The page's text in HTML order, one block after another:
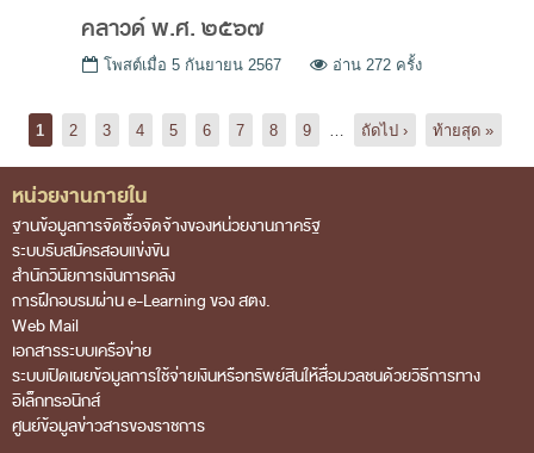
ตอบข้อสอบถามตามมาตรา 57
รู้จัก สตง. กับน้องออดิต
คำถามที่พบบ่อย
ดาวน์โหลดเอกสาร
ข่าวสารการจัดซื้อจัดจ้างของ สตง.
แผนการจัดซื้อจัดจ้าง
ประกาศประกวดราคา/ราคากลาง/ขายพัสดุเสื่อม
สภาพ
สรุปผลการจัดซื้อจัดจ้าง
ข้อมูลสาระสำคัญในสัญญา
คลาวด์ พ.ศ. ๒๕๖๗
โพสต์เมื่อ 5 กันยายน 2567 อ่าน 272 ครั้ง
Pages
1 2 3 4 5 6 7 8 9 ถัดไป › ท้ายสุด »
Footer Menu
หน่วยงานภายใน
ฐานข้อมูลการจัดซื้อจัดจ้างของหน่วยงานภาครัฐ
ระบบรับสมัครสอบแข่งขัน
สำนักวินัยการเงินการคลัง
การฝึกอบรมผ่าน e-Learning ของ สตง.
Web Mail
เอกสารระบบเครือข่าย
ระบบเปิดเผยข้อมูลการใช้จ่ายเงินหรือทรัพย์สินให้สื่อมวลชนด้วยวิธีการทาง
อิเล็กทรอนิกส์
ศูนย์ข้อมูลข่าวสารของราชการ